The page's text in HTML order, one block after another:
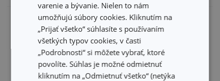
varenie a bývanie. Nielen to nám
umožňujú súbory cookies. Kliknutím na
„Prijať všetko“ súhlasíte s používaním
všetkých typov cookies, v časti
„Podrobnosti“ si môžete vybrať, ktoré
povolíte. Súhlas je možné odmietnuť
kliknutím na „Odmietnuť všetko“ (netýka